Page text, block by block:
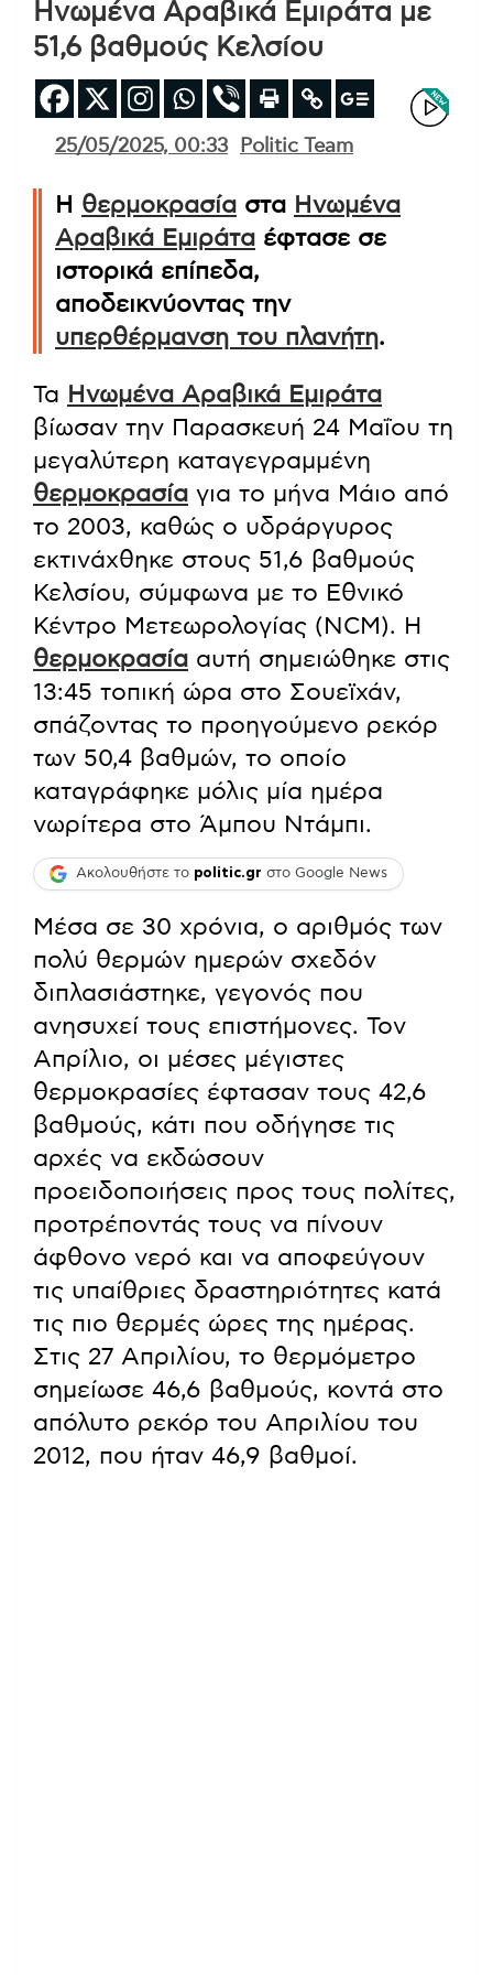
Ηνωμένα Αραβικά Εμιράτα με
51,6 βαθμούς Κελσίου
25/05/2025, 00:33 Politic Team
Η θερμοκρασία στα Ηνωμένα
Αραβικά Εμιράτα έφτασε σε
ιστορικά επίπεδα,
αποδεικνύοντας την
υπερθέρμανση του πλανήτη.
Τα Ηνωμένα Αραβικά Εμιράτα
βίωσαν την Παρασκευή 24 Μαΐου τη
μεγαλύτερη καταγεγραμμένη
θερμοκρασία για το μήνα Μάιο από
το 2003, καθώς ο υδράργυρος
εκτινάχθηκε στους 51,6 βαθμούς
Κελσίου, σύμφωνα με το Εθνικό
Κέντρο Μετεωρολογίας (NCM). Η
θερμοκρασία αυτή σημειώθηκε στις
13:45 τοπική ώρα στο Σουεϊχάν,
σπάζοντας το προηγούμενο ρεκόρ
των 50,4 βαθμών, το οποίο
καταγράφηκε μόλις μία ημέρα
νωρίτερα στο Άμπου Ντάμπι.
Ακολουθήστε το politic.gr στο Google News
Μέσα σε 30 χρόνια, ο αριθμός των
πολύ θερμών ημερών σχεδόν
διπλασιάστηκε, γεγονός που
ανησυχεί τους επιστήμονες. Τον
Απρίλιο, οι μέσες μέγιστες
θερμοκρασίες έφτασαν τους 42,6
βαθμούς, κάτι που οδήγησε τις
αρχές να εκδώσουν
προειδοποιήσεις προς τους πολίτες,
προτρέποντάς τους να πίνουν
άφθονο νερό και να αποφεύγουν
τις υπαίθριες δραστηριότητες κατά
τις πιο θερμές ώρες της ημέρας.
Στις 27 Απριλίου, το θερμόμετρο
σημείωσε 46,6 βαθμούς, κοντά στο
απόλυτο ρεκόρ του Απριλίου του
2012, που ήταν 46,9 βαθμοί.